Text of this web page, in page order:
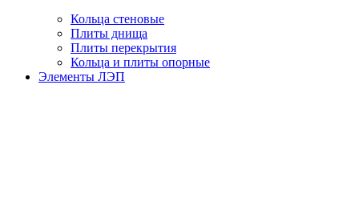
Кольца стеновые
Плиты днища
Плиты перекрытия
Кольца и плиты опорные
Элементы ЛЭП